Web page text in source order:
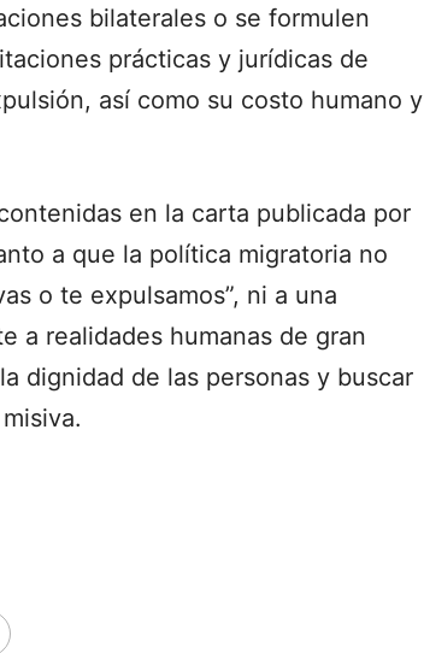
bilaterales o se formulen
prácticas y jurídicas de
así como su costo humano y
en la carta publicada por
a que la política migratoria no
o te expulsamos”, ni a una
a realidades humanas de gran
dignidad de las personas y buscar